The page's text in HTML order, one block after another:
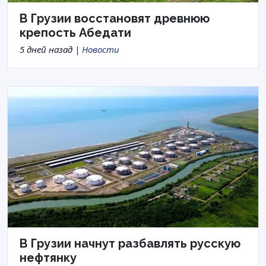
В Грузии восстановят древнюю
крепость Абедати
5 дней назад | Новости
В Грузии начнут разбавлять русскую
нефтянку